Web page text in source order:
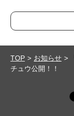
TOP お知らせ
チュウ公開！！